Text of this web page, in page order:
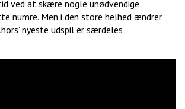
ved at skære nogle unødvendige
numre. Men i den store helhed ændrer
nyeste udspil er særdeles